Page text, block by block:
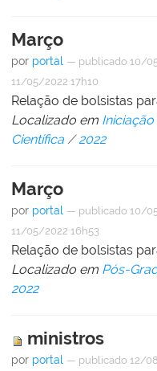
Março
por portal — publicado 10/
11/05/2022 17h10
Relação de bolsistas
Localizado em Iniciação
Científica /2022
Março
por portal — publicado 10/
11/05/2022 16h53
Relação de bolsistas
Localizado em Pós-
2022
ministros
por portal — publicado 12/